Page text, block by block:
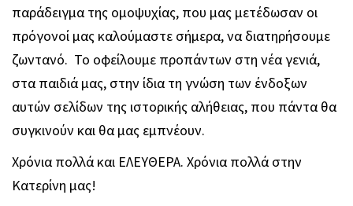
παράδειγμα της ομοψυχίας, που μας μετέδωσαν οι
πρόγονοί μας καλούμαστε σήμερα, να διατηρήσουμε
ζωντανό. Το οφείλουμε προπάντων στη νέα γενιά,
στα παιδιά μας, στην ίδια τη γνώση των ένδοξων
αυτών σελίδων της ιστορικής αλήθειας, που πάντα θα
συγκινούν και θα μας εμπνέουν.
Χρόνια πολλά και ΕΛΕΥΘΕΡΑ. Χρόνια πολλά στην
Κατερίνη μας!